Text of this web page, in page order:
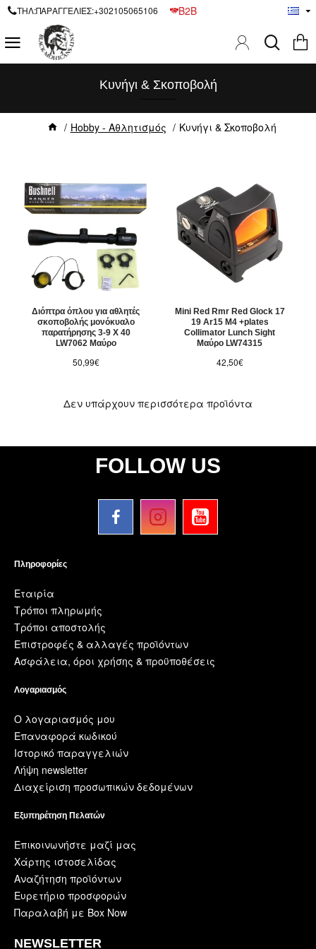
ΤΗΛ:ΠΑΡΑΓΓΕΛΙΕΣ:+302105065106 B2B
Hobby - Αθλητισμός Κυνήγι & Σκοποβολή
Κυνήγι & Σκοποβολή
Διόπτρα όπλου για αθλητές
σκοποβολής μονόκυαλο
παρατήρησης 3-9 Χ 40
LW7062 Μαύρο
50,99€
Mini Red Rmr Red Glock 17
19 Ar15 M4 +plates
Collimator Lunch Sight
Μαύρο LW74315
42,50€
Δεν υπάρχουν περισσότερα προϊόντα
FOLLOW US
Πληροφορίες
Εταιρία
Τρόποι πληρωμής
Τρόποι αποστολής
Επιστροφές & αλλαγές προϊόντων
Ασφάλεια, όροι χρήσης & προϋποθέσεις
Λογαριασμός
Ο λογαριασμός μου
Επαναφορά κωδικού
Ιστορικό παραγγελιών
Λήψη newsletter
Διαχείριση προσωπικών δεδομένων
Εξυπηρέτηση Πελατών
Επικοινωνήστε μαζί μας
Χάρτης ιστοσελίδας
Αναζήτηση προϊόντων
Ευρετήριο προσφορών
Παραλαβή με Box Now
NEWSLETTER